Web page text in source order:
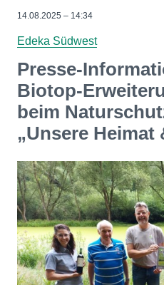
14.08.2025 – 14:34
Edeka Südwest
Presse-
Biotop-
beim
„Unsere Heimat